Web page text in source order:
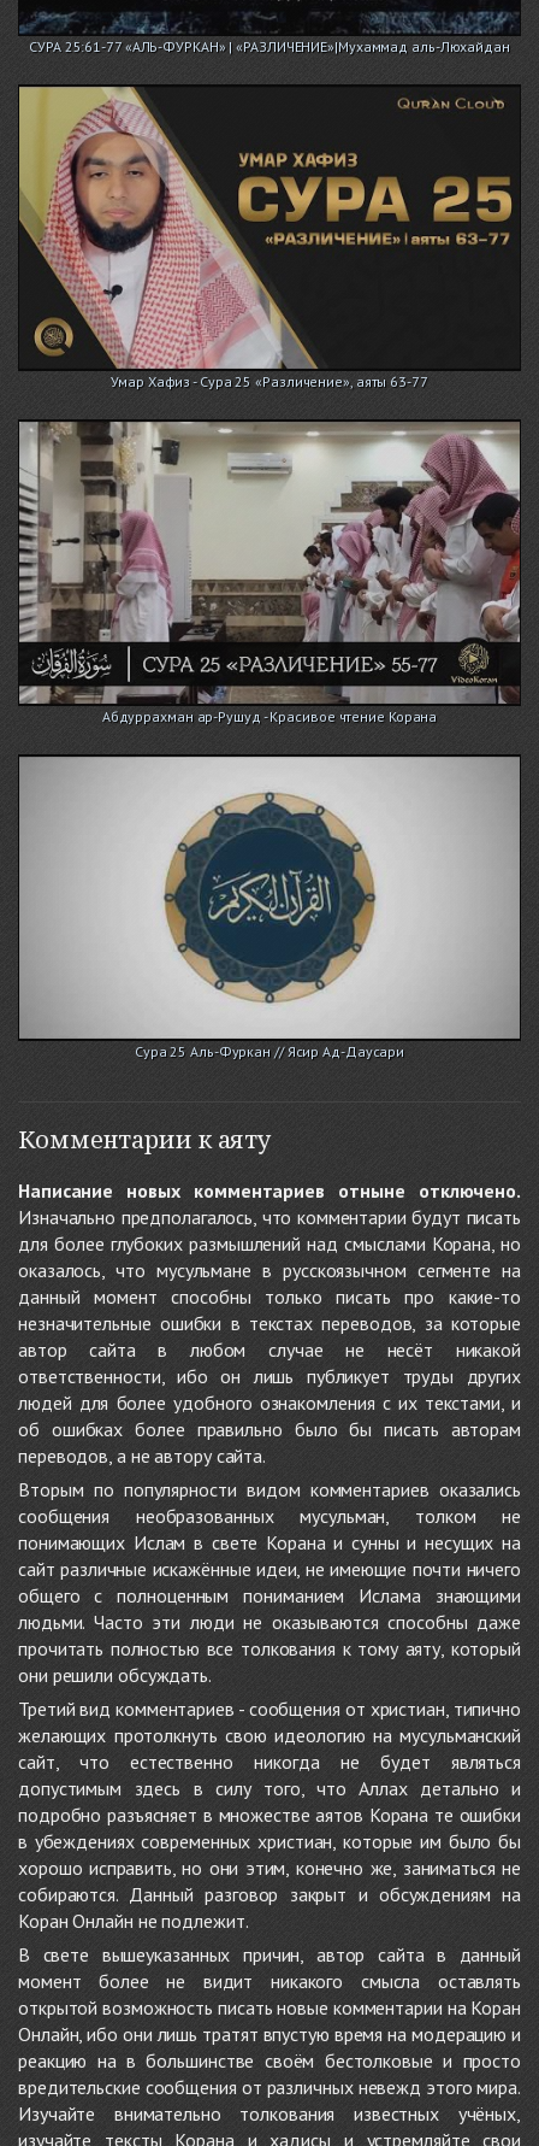
СУРА 25:61-77 «АЛЬ-ФУРКАН» | «РАЗЛИЧЕНИЕ»|Мухаммад аль-Люхайдан
Умар Хафиз - Сура 25 «Различение», аяты 63-77
Абдуррахман ар-Рушуд - Красивое чтение Корана
Сура 25 Аль-Фуркан // Ясир Ад-Даусари
Комментарии к аяту
Написание новых комментариев отныне отключено.
Изначально предполагалось, что комментарии будут писать
для более глубоких размышлений над смыслами Корана, но
оказалось, что мусульмане в русскоязычном сегменте на
данный момент способны только писать про какие-то
незначительные ошибки в текстах переводов, за которые
автор сайта в любом случае не несёт никакой
ответственности, ибо он лишь публикует труды других
людей для более удобного ознакомления с их текстами, и
об ошибках более правильно было бы писать авторам
переводов, а не автору сайта.
Вторым по популярности видом комментариев оказались
сообщения необразованных мусульман, толком не
понимающих Ислам в свете Корана и сунны и несущих на
сайт различные искажённые идеи, не имеющие почти ничего
общего с полноценным пониманием Ислама знающими
людьми. Часто эти люди не оказываются способны даже
прочитать полностью все толкования к тому аяту, который
они решили обсуждать.
Третий вид комментариев - сообщения от христиан, типично
желающих протолкнуть свою идеологию на мусульманский
сайт, что естественно никогда не будет являться
допустимым здесь в силу того, что Аллах детально и
подробно разъясняет в множестве аятов Корана те ошибки
в убеждениях современных христиан, которые им было бы
хорошо исправить, но они этим, конечно же, заниматься не
собираются. Данный разговор закрыт и обсуждениям на
Коран Онлайн не подлежит.
В свете вышеуказанных причин, автор сайта в данный
момент более не видит никакого смысла оставлять
открытой возможность писать новые комментарии на Коран
Онлайн, ибо они лишь тратят впустую время на модерацию и
реакцию на в большинстве своём бестолковые и просто
вредительские сообщения от различных невежд этого мира.
Изучайте внимательно толкования известных учёных,
изучайте тексты Корана и хадисы и устремляйте свои